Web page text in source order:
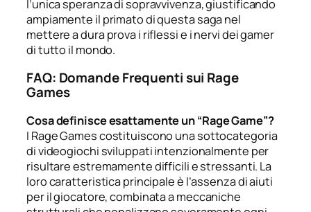
l’unica speranza di sopravvivenza, giustificando
ampiamente il primato di questa saga nel
mettere a dura prova i riflessi e i nervi dei gamer
di tutto il mondo.
FAQ: Domande Frequenti sui Rage
Games
Cosa definisce esattamente un “Rage Game”?
I Rage Games costituiscono una sottocategoria
di videogiochi sviluppati intenzionalmente per
risultare estremamente difficili e stressanti. La
loro caratteristica principale è l’assenza di aiuti
per il giocatore, combinata a meccaniche